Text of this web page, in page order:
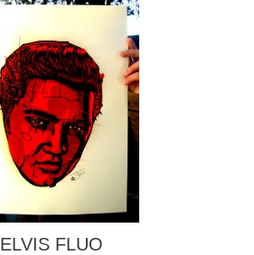
ELVIS FLUO